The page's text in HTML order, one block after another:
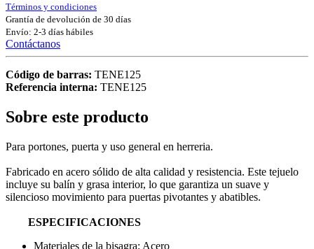
Términos y condiciones
Grantía de devolución de 30 días
Envío: 2-3 días hábiles
Contáctanos
Código de barras: TENE125
Referencia interna: TENE125
Sobre este producto
Para portones, puerta y uso general en herreria.
Fabricado en acero sólido de alta calidad y resistencia. Este tejuelo
incluye su balín y grasa interior, lo que garantiza un suave y
silencioso movimiento para puertas pivotantes y abatibles.
ESPECIFICACIONES
Materiales de la bisagra: Acero